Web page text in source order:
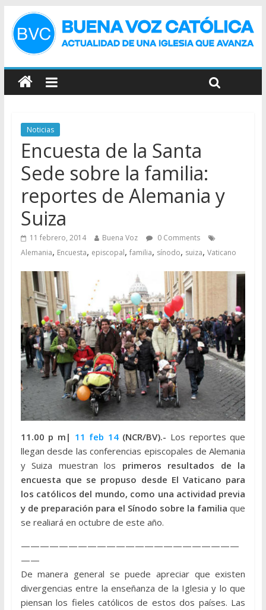
Noticias
Encuesta de la Santa
Sede sobre la familia:
reportes de Alemania y
Suiza
11 febrero, 2014 Buena Voz
0 Comments
Alemania, Encuesta, episcopal, familia, sínodo, suiza, Vaticano
11.00 p m| 11 feb 14(NCR/BV).- Los reportes que
llegan desde las conferencias episcopales de Alemania
y Suiza muestran los primeros resultados de la
encuesta que se propuso desde El Vaticano para
los católicos del mundo, como una actividad previa
y de preparación para el Sínodo sobre la familia que
se realiará en octubre de este año.
———————————————————————
——
De manera general se puede apreciar que existen
divergencias entre la enseñanza de la Iglesia y lo que
piensan los fieles católicos de estos dos países. Las